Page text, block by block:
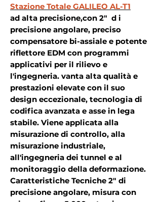
Stazione Totale GALILEO AL-T1
ad alta precisione,con 2" d i
precisione angolare, preciso
compensatore bi-assiale e potente
riflettore EDM con programmi
applicativi per il rilievo e
l'ingegneria. vanta alta qualità e
prestazioni elevate con il suo
design eccezionale, tecnologia di
codifica avanzata e asse in lega
stabile. Viene applicata alla
misurazione di controllo, alla
misurazione industriale,
all'ingegneria dei tunnel e al
monitoraggio della deformazione.
Caratteristiche Tecniche 2" di
precisione angolare, misura con